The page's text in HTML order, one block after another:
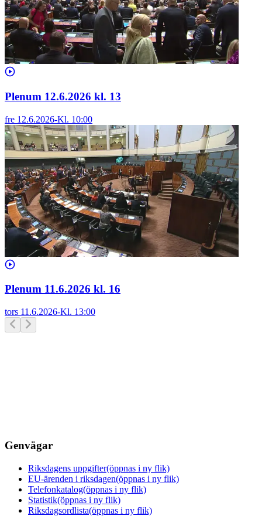
Plenum 12.6.2026 kl. 13
fre 12.6.2026-Kl. 10:00
Plenum 11.6.2026 kl. 16
tors 11.6.2026-Kl. 13:00
Genvägar
Riksdagens uppgifter(öppnas i ny flik)
EU-ärenden i riksdagen(öppnas i ny flik)
Telefonkatalog(öppnas i ny flik)
Statistik(öppnas i ny flik)
Riksdagsordlista(öppnas i ny flik)